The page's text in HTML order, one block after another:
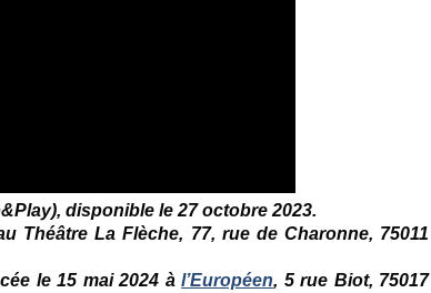
disponible le 27 octobre 2023.
Théâtre La Flèche, 77, rue de Charonne, 75011
le 15 mai 2024 àl’Européen, 5 rue Biot, 75017